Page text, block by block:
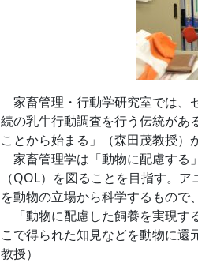
家畜管理・行動学研究室では、
続の乳牛行動調査を行う伝統があ
ことから始まる」（森田茂教授）
家畜管理学は「動物に配慮する
（QOL）を図ることを目指す。
を動物の立場から科学するもので
「動物に配慮した飼養を実現す
こで得られた知見などを動物に
教授）